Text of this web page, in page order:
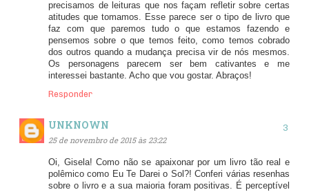
precisamos de leituras que nos façam refletir sobre certas
atitudes que tomamos. Esse parece ser o tipo de livro que
faz com que paremos tudo o que estamos fazendo e
pensemos sobre o que temos feito, como temos cobrado
dos outros quando a mudança precisa vir de nós mesmos.
Os personagens parecem ser bem cativantes e me
interessei bastante. Acho que vou gostar. Abraços!
Responder
UNKNOWN
25 de novembro de 2015 às 23:22
Oi, Gisela! Como não se apaixonar por um livro tão real e
polêmico como Eu Te Darei o Sol?! Conferi várias resenhas
sobre o livro e a sua maioria foram positivas. É perceptível